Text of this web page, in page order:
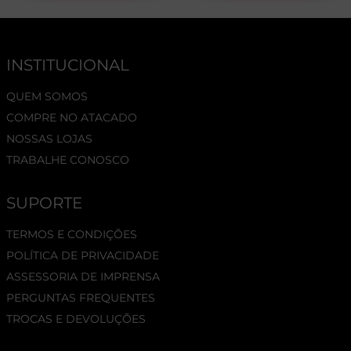
INSTITUCIONAL
QUEM SOMOS
COMPRE NO ATACADO
NOSSAS LOJAS
TRABALHE CONOSCO
SUPORTE
TERMOS E CONDIÇÕES
POLÍTICA DE PRIVACIDADE
ASSESSORIA DE IMPRENSA
PERGUNTAS FREQUENTES
TROCAS E DEVOLUÇÕES